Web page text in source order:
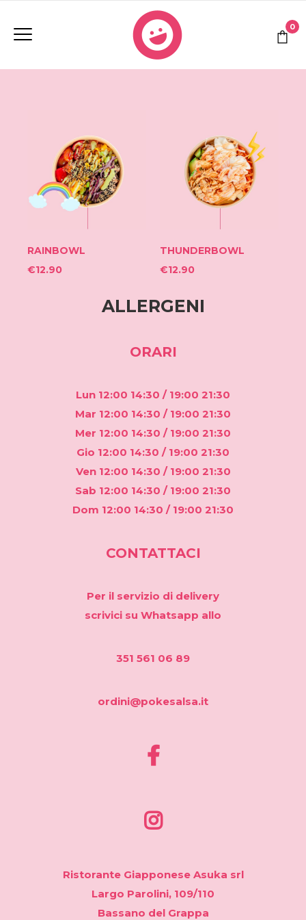
0
RAINBOWL
€12.90
THUNDERBOWL
€12.90
ALLERGENI
ORARI
Lun 12:00 14:30 / 19:00 21:30
Mar 12:00 14:30 / 19:00 21:30
Mer 12:00 14:30 / 19:00 21:30
Gio 12:00 14:30 / 19:00 21:30
Ven 12:00 14:30 / 19:00 21:30
Sab 12:00 14:30 / 19:00 21:30
Dom 12:00 14:30 / 19:00 21:30
CONTATTACI
Per il servizio di delivery
scrivici su Whatsapp allo
351 561 06 89
ordini@pokesalsa.it
Ristorante Giapponese Asuka srl
Largo Parolini, 109/110
Bassano del Grappa